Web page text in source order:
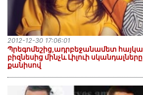
Պրեգոմեշից,ադրբեջանամետ
բիզնեսից մինչև Լիլուի
քանիսով
2012-12-30 17:06:01